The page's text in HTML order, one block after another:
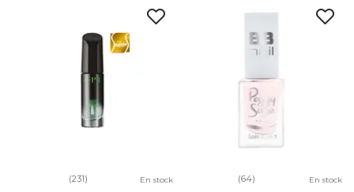
(231) En stock (64) En stock